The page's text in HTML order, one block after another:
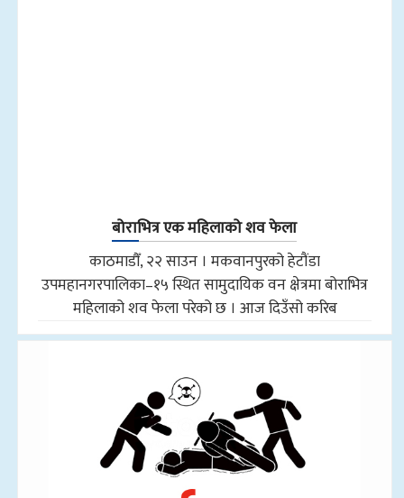
बोराभित्र एक महिलाको शव फेला
काठमाडौँ, २२ साउन । मकवानपुरको हेटौंडा
उपमहानगरपालिका–१५ स्थित सामुदायिक वन क्षेत्रमा बोराभित्र
महिलाको शव फेला परेको छ । आज दिउँसो करिब